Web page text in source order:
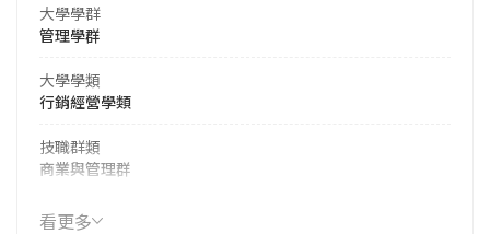
大學學群
管理學群
大學學類
行銷經營學類
技職群類
商業與管理群
114年學費
看更多